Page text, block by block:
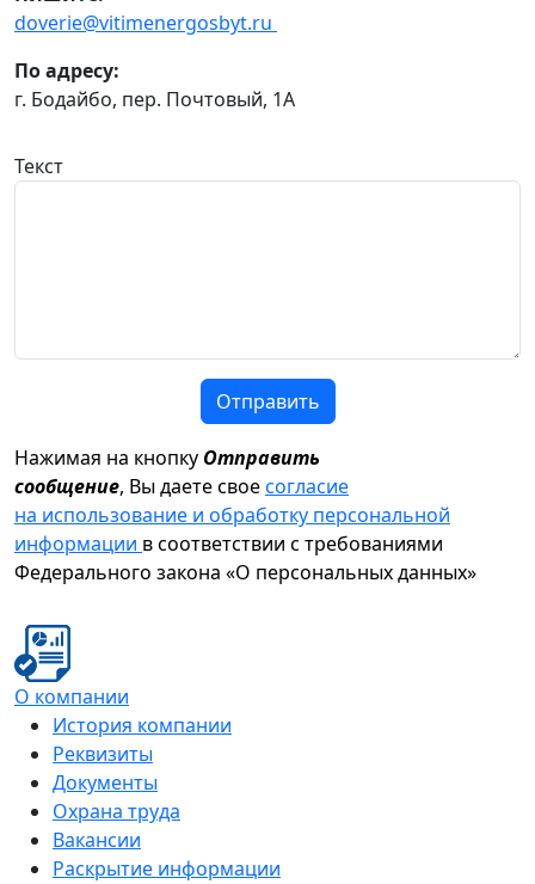
doverie@vitimenergosbyt.ru
По адресу:
г. Бодайбо, пер. Почтовый, 1А
Текст
Отправить
Нажимая на кнопку Отправить
сообщение, Вы даете своесогласие
на использование и обработку персональной
информации в соответствии с требованиями
Федерального закона «О персональных данных»
О компании
История компании
Реквизиты
Документы
Охрана труда
Вакансии
Раскрытие информации